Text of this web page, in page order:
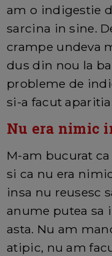
am o indigestie
sarcina in sine.
crampe undeva
dus din nou la
probleme de
si-a facut
Nu era nimic
M-am bucurat
si ca nu era
insa nu reusesc
anume putea sa
asta. Nu am
atipic, nu am